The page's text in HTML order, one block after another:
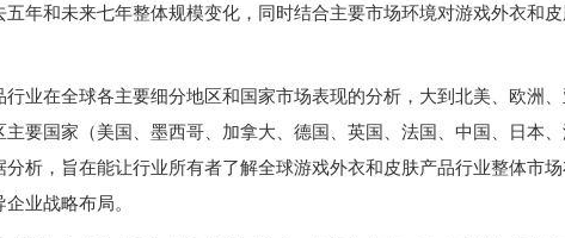
年和未来七年整体规模变化，同时结合主要市场环境对游戏外衣和
业在全球各主要细分地区和国家市场表现的分析，大到北美、欧洲
要国家（美国、墨西哥、加拿大、德国、英国、法国、中国、日本
析，旨在能让行业所有者了解全球游戏外衣和皮肤产品行业整体市
业战略布局。